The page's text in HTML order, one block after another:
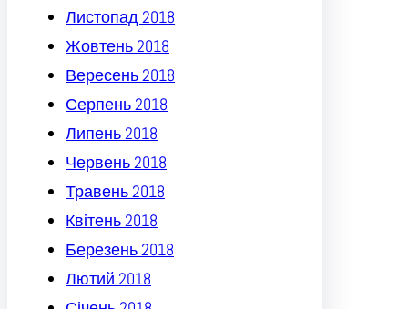
Листопад 2018
Жовтень 2018
Вересень 2018
Серпень 2018
Липень 2018
Червень 2018
Травень 2018
Квітень 2018
Березень 2018
Лютий 2018